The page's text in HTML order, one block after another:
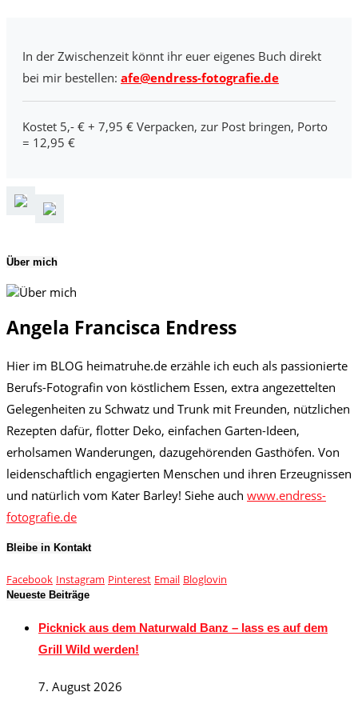
In der Zwischenzeit könnt ihr euer eigenes Buch direkt
bei mir bestellen: afe@endress-fotografie.de
Kostet 5,- € + 7,95 € Verpacken, zur Post bringen, Porto
= 12,95 €
Über mich
Angela Francisca Endress
Hier im BLOG heimatruhe.de erzähle ich euch als passionierte
Berufs-Fotografin von köstlichem Essen, extra angezettelten
Gelegenheiten zu Schwatz und Trunk mit Freunden, nützlichen
Rezepten dafür, flotter Deko, einfachen Garten-Ideen,
erholsamen Wanderungen, dazugehörenden Gasthöfen. Von
leidenschaftlich engagierten Menschen und ihren Erzeugnissen
und natürlich vom Kater Barley! Siehe auch www.endress-
fotografie.de
Bleibe in Kontakt
Facebook Instagram Pinterest Email Bloglovin
Neueste Beiträge
Picknick aus dem Naturwald Banz – lass es auf dem
Grill Wild werden!
7. August 2026